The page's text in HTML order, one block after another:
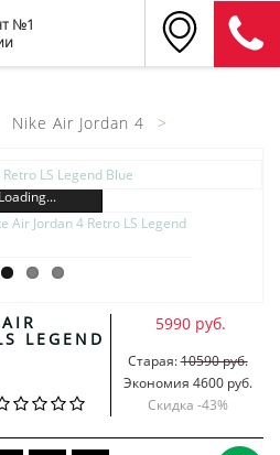
№1
Nike Air Jordan 4
Loading...
LEGEND
5990 руб.
Старая:10590 руб.
Экономия 4600 руб.
Скидка -43%